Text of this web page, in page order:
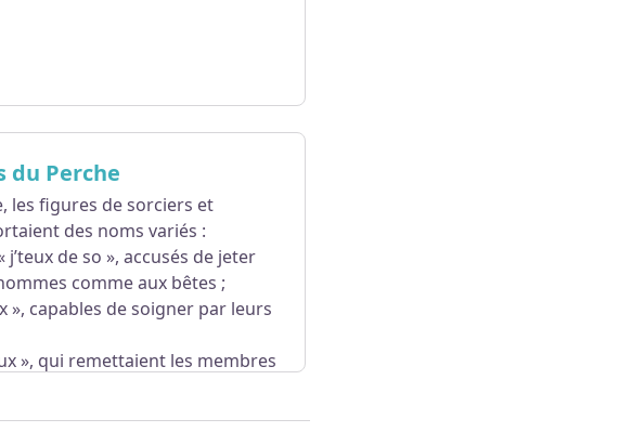
du Perche
les figures de sorciers et
des noms variés :
j’teux de so », accusés de jeter
comme aux bêtes ;
», capables de soigner par leurs
», qui remettaient les membres